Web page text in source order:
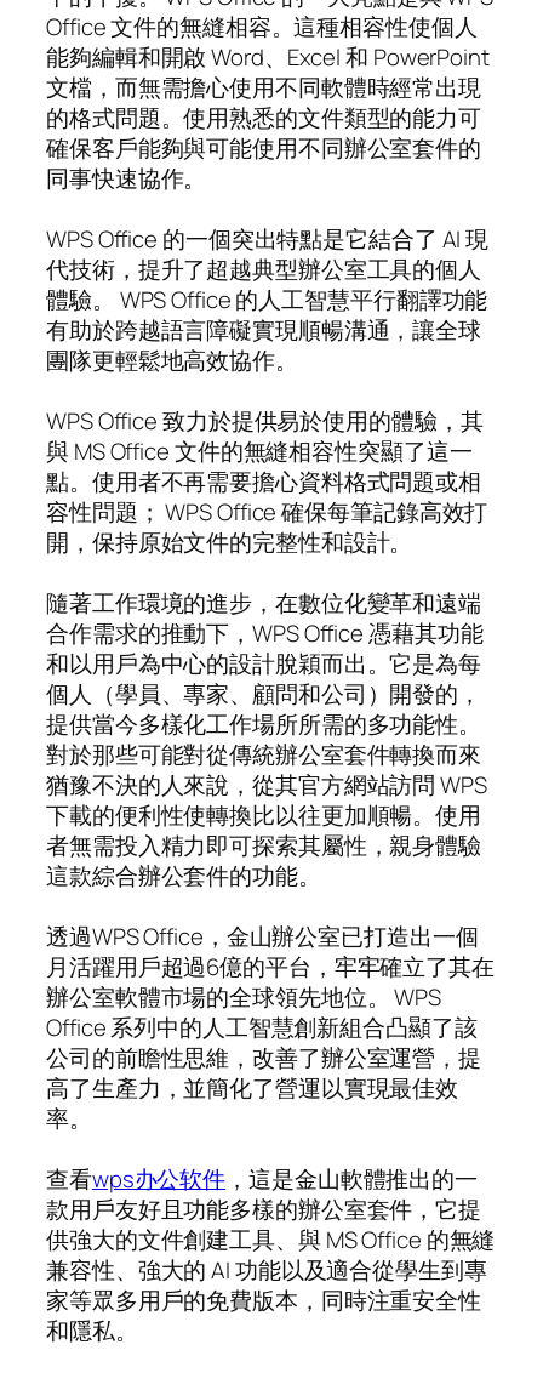
Office 文件的無縫相容。這種相容性使個人
能夠編輯和開啟 Word、Excel 和 PowerPoint
文檔，而無需擔心使用不同軟體時經常出現
的格式問題。使用熟悉的文件類型的能力可
確保客戶能夠與可能使用不同辦公室套件的
同事快速協作。
WPS Office 的一個突出特點是它結合了 AI 現
代技術，提升了超越典型辦公室工具的個人
體驗。 WPS Office 的人工智慧平行翻譯功能
有助於跨越語言障礙實現順暢溝通，讓全球
團隊更輕鬆地高效協作。
WPS Office 致力於提供易於使用的體驗，其
與 MS Office 文件的無縫相容性突顯了這一
點。使用者不再需要擔心資料格式問題或相
容性問題； WPS Office 確保每筆記錄高效打
開，保持原始文件的完整性和設計。
隨著工作環境的進步，在數位化變革和遠端
合作需求的推動下，WPS Office 憑藉其功能
和以用戶為中心的設計脫穎而出。它是為每
個人（學員、專家、顧問和公司）開發的，
提供當今多樣化工作場所所需的多功能性。
對於那些可能對從傳統辦公室套件轉換而來
猶豫不決的人來說，從其官方網站訪問 WPS
下載的便利性使轉換比以往更加順暢。使用
者無需投入精力即可探索其屬性，親身體驗
這款綜合辦公套件的功能。
透過WPS Office，金山辦公室已打造出一個
月活躍用戶超過6億的平台，牢牢確立了其在
辦公室軟體市場的全球領先地位。 WPS
Office 系列中的人工智慧創新組合凸顯了該
公司的前瞻性思維，改善了辦公室運營，提
高了生產力，並簡化了營運以實現最佳效
率。
查看wps办公软件 ，這是金山軟體推出的一
款用戶友好且功能多樣的辦公室套件，它提
供強大的文件創建工具、與 MS Office 的無縫
兼容性、強大的 AI 功能以及適合從學生到專
家等眾多用戶的免費版本，同時注重安全性
和隱私。